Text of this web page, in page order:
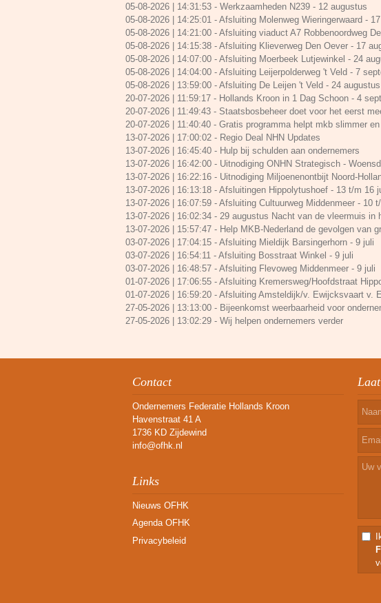
05-08-2026 | 14:31:53 - Werkzaamheden N239 - 12 augustus
05-08-2026 | 14:25:01 - Afsluiting Molenweg Wieringerwaard -
05-08-2026 | 14:21:00 - Afsluiting viaduct A7 Robbenoordweg
05-08-2026 | 14:15:38 - Afsluiting Klieverweg Den Oever - 17
05-08-2026 | 14:07:00 - Afsluiting Moerbeek Lutjewinkel - 24
05-08-2026 | 14:04:00 - Afsluiting Leijerpolderweg 't Veld - 7
05-08-2026 | 13:59:00 - Afsluiting De Leijen 't Veld - 24
20-07-2026 | 11:59:17 - Hollands Kroon in 1 Dag Schoon - 4
20-07-2026 | 11:49:43 - Staatsbosbeheer doet voor het eerst
20-07-2026 | 11:40:40 - Gratis programma helpt mkb slimmer
13-07-2026 | 17:00:02 - Regio Deal NHN Updates
13-07-2026 | 16:45:40 - Hulp bij schulden aan ondernemers
13-07-2026 | 16:42:00 - Uitnodiging ONHN Strategisch -
13-07-2026 | 16:22:16 - Uitnodiging Miljoenenontbijt Noord-
13-07-2026 | 16:13:18 - Afsluitingen Hippolytushoef - 13 t/m 16
13-07-2026 | 16:07:59 - Afsluiting Cultuurweg Middenmeer - 10
13-07-2026 | 16:02:34 - 29 augustus Nacht van de vleermuis in
13-07-2026 | 15:57:47 - Help MKB-Nederland de gevolgen van
03-07-2026 | 17:04:15 - Afsluiting Mieldijk Barsingerhorn - 9 juli
03-07-2026 | 16:54:11 - Afsluiting Bosstraat Winkel - 9 juli
03-07-2026 | 16:48:57 - Afsluiting Flevoweg Middenmeer - 9 juli
01-07-2026 | 17:06:55 - Afsluiting Kremersweg/Hoofdstraat
01-07-2026 | 16:59:20 - Afsluiting Amsteldijk/v. Ewijcksvaart v.
27-05-2026 | 13:13:00 - Bijeenkomst weerbaarheid voor
27-05-2026 | 13:02:29 - Wij helpen ondernemers verder
Contact
Ondernemers Federatie Hollands Kroon
Havenstraat 41 A
1736 KD Zijdewind
info@ofhk.nl
Links
Nieuws OFHK
Agenda OFHK
Privacybeleid